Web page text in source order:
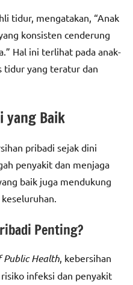
tidur, mengatakan, “Anak
konsisten cenderung
Hal ini terlihat pada anak-
tidur yang teratur dan
yang Baik
pribadi sejak dini
penyakit dan menjaga
baik juga mendukung
Penting?
Health , kebersihan
infeksi dan penyakit